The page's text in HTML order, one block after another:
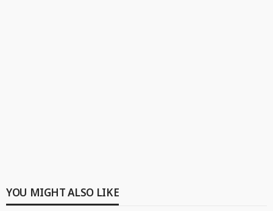
YOU MIGHT ALSO LIKE